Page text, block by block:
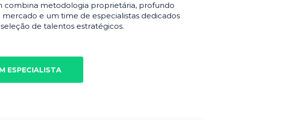
combina metodologia proprietária, profundo
e um time de especialistas dedicados
de talentos estratégicos.
ESPECIALISTA